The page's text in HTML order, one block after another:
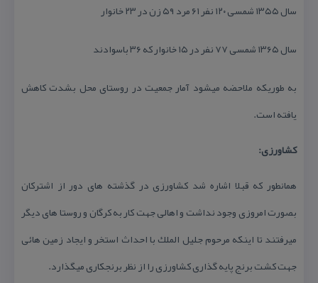
سال ۱۳۵۵ شمسی ۱۲۰ نفر ۶۱ مرد ۵۹ زن در ۲۳ خانوار
سال ۱۳۶۵ شمسی ۷۷ نفر در ۱۵ خانوار كه ۳۶ باسوادند
به طوریكه ملاحضه میشود آمار جمعیت در روستای محل بشدت كاهش
یافته است.
كشاورزی:
همانطور كه قبلا اشاره شد كشاورزی در گذشته های دور از اشتركان
بصورت امروزی وجود نداشت و اهالی جهت كار به كرگان و روستا های دیگر
میرفتند تا اینكه مرحوم جلیل الملك با احداث استخر و ایجاد زمین هائی
جهت كشت برنج پایه گذاری كشاورزی را از نظر برنجكاری میگذارد.